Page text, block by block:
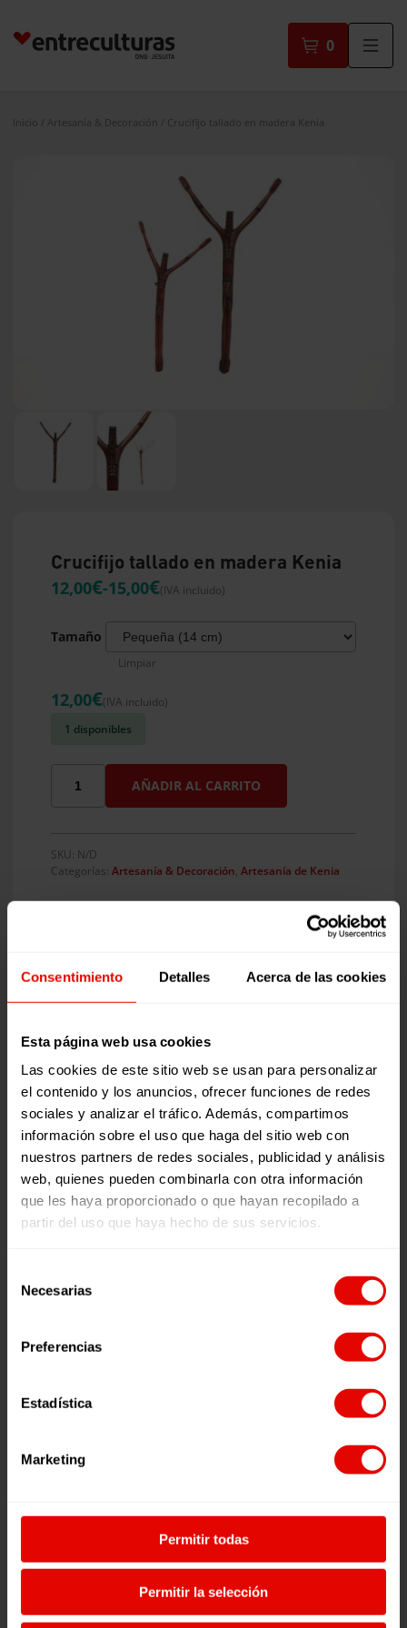
Consentimiento Detalles Acerca de las cookies
Esta página web usa cookies
Las cookies de este sitio web se usan para personalizar
el contenido y los anuncios, ofrecer funciones de redes
sociales y analizar el tráfico. Además, compartimos
información sobre el uso que haga del sitio web con
nuestros partners de redes sociales, publicidad y análisis
web, quienes pueden combinarla con otra información
que les haya proporcionado o que hayan recopilado a
partir del uso que haya hecho de sus servicios.
Necesarias
Preferencias
Estadística
Marketing
Permitir todas
Permitir la selección
contenido
0
Inicio Artesanía & Decoración / Crucifijo tallado en madera Kenia
Crucifijo tallado en madera Kenia
12,00€-15,00€
Rango
precios:
hasta
15,00€
(IVA incluido)
Tamaño
Limpiar
12,00€(IVA incluido)
1 disponibles
tallado
Kenia
cantidad
AÑADIR AL CARRITO
SKU: N/D
Categorías: Artesanía & Decoración, Artesanía de Kenia
Información adicional
Información adicional
Tamaño
Grande (40 cm), Pequeña
(14 cm)
MÓVIL SAFARI PARA BEBÉ
KENIA
11,00€ (IVA